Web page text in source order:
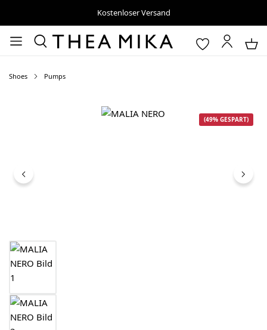
Kostenloser Versand
Shoes Pumps
Bildergalerie überspringen
(49% GESPART)